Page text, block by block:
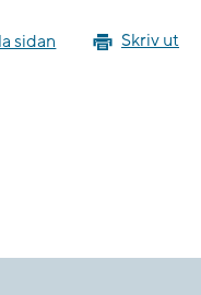
Skriv ut
sidan